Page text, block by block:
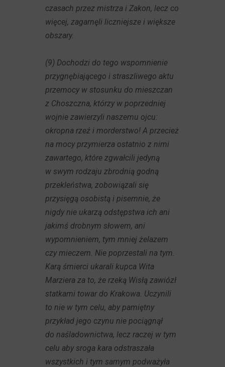
czasach przez mistrza i Zakon, lecz co
więcej, zagarnęli liczniejsze i większe
obszary.
(9) Dochodzi do tego wspomnienie
przygnębiającego i straszliwego aktu
przemocy w stosunku do mieszczan
z Choszczna, którzy w poprzedniej
wojnie zawierzyli naszemu ojcu:
okropna rzeź i morderstwo! A przecież
na mocy przymierza ostatnio z nimi
zawartego, które zgwałcili jedyną
w swym rodzaju zbrodnią godną
przekleństwa, zobowiązali się
przysięgą osobistą i pisemnie, że
nigdy nie ukarzą odstępstwa ich ani
jakimś drobnym słowem, ani
wypomnieniem, tym mniej żelazem
czy mieczem. Nie poprzestali na tym.
Karą śmierci ukarali kupca Wita
Marziera za to, że rzeką Wisłą zawiózł
statkami towar do Krakowa. Uczynili
to nie w tym celu, aby pamiętny
przykład jego czynu nie pociągnął
do naśladownictwa, lecz raczej w tym
celu aby sroga kara odstraszała
wszystkich i tym samym podważyła